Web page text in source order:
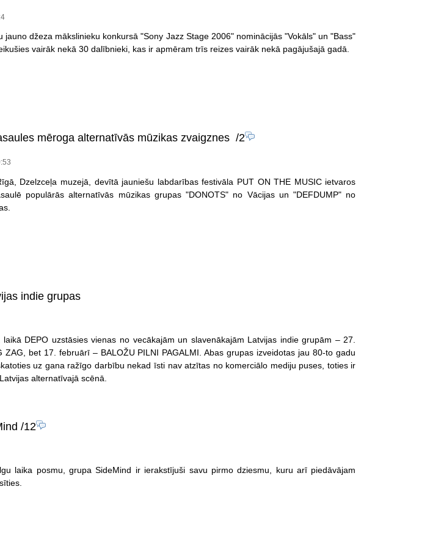
jauno džeza mākslinieku konkursā "Sony Jazz Stage 2006" nominācijās "Vokāls" un "Bass"
vairāk nekā 30 dalībnieki, kas ir apmēram trīs reizes vairāk nekā pagājušajā gadā.
mēroga alternatīvās mūzikas zvaigznes /2
Dzelzceļa muzejā, devītā jauniešu labdarības festivāla PUT ON THE MUSIC ietvaros
populārās alternatīvās mūzikas grupas "DONOTS" no Vācijas un "DEFDUMP" no
indie grupas
laikā DEPO uzstāsies vienas no vecākajām un slavenākajām Latvijas indie grupām – 27.
ZAG, bet 17. februārī – BALOŽU PILNI PAGALMI. Abas grupas izveidotas jau 80-to gadu
uz gana ražīgo darbību nekad īsti nav atzītas no komerciālo mediju puses, toties ir
alternatīvajā scēnā.
/12
laika posmu, grupa SideMind ir ierakstījuši savu pirmo dziesmu, kuru arī piedāvājam